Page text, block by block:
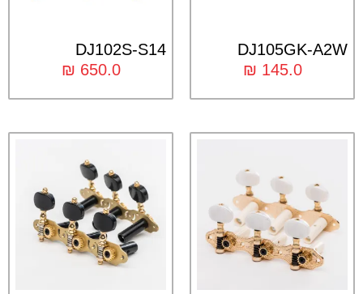
DJ105GK-A2W
₪ 145.0
DJ102S-S14
₪ 650.0